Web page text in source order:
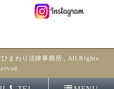
まわり法律事務所 , All Rights